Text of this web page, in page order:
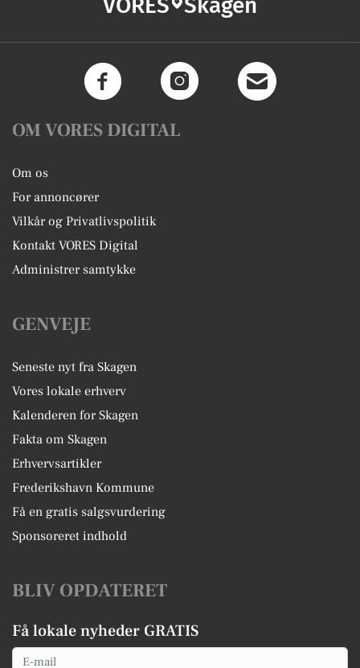
OM VORES DIGITAL
Om os
For annoncører
Vilkår og Privatlivspolitik
Kontakt VORES Digital
Administrer samtykke
GENVEJE
Seneste nyt fra Skagen
Vores lokale erhverv
Kalenderen for Skagen
Fakta om Skagen
Erhvervsartikler
Frederikshavn Kommune
Få en gratis salgsvurdering
Sponsoreret indhold
BLIV OPDATERET
Få lokale nyheder GRATIS
Email